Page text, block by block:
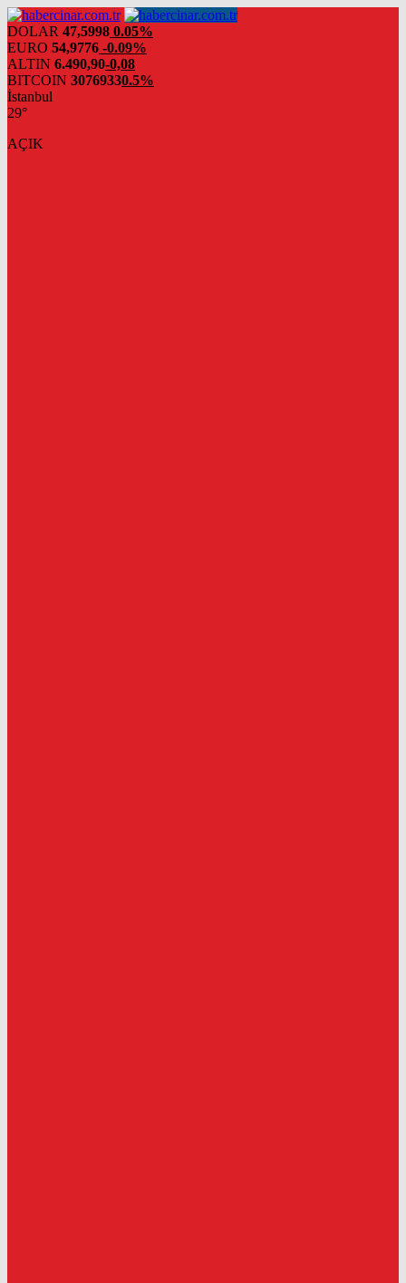
DOLAR 47,5998 0.05%
EURO 54,9776 -0.09%
ALTIN 6.490,90-0,08
BITCOIN 30769330.5%
İstanbul
29°
AÇIK